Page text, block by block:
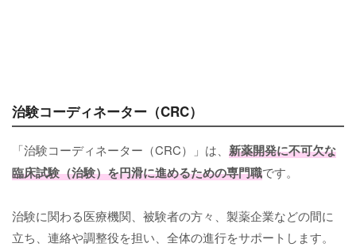
治験コーディネーター（CRC）
「治験コーディネーター（CRC）」は、 新薬開発に不可欠な
臨床試験（治験）を円滑に進めるための専門職です。
治験に関わる医療機関、被験者の方々、製薬企業などの間に
立ち、連絡や調整役を担い、全体の進行をサポートします。